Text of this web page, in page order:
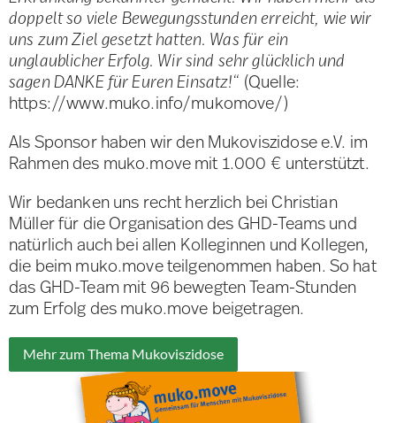
doppelt so viele Bewegungsstunden erreicht, wie wir
uns zum Ziel gesetzt hatten. Was für ein
unglaublicher Erfolg. Wir sind sehr glücklich und
sagen DANKE für Euren Einsatz!“ (Quelle:
https://www.muko.info/mukomove/)
Als Sponsor haben wir den Mukoviszidose e.V. im
Rahmen des muko.move mit 1.000 € unterstützt.
Wir bedanken uns recht herzlich bei Christian
Müller für die Organisation des GHD-Teams und
natürlich auch bei allen Kolleginnen und Kollegen,
die beim muko.move teilgenommen haben. So hat
das GHD-Team mit 96 bewegten Team-Stunden
zum Erfolg des muko.move beigetragen.
Mehr zum Thema Mukoviszidose